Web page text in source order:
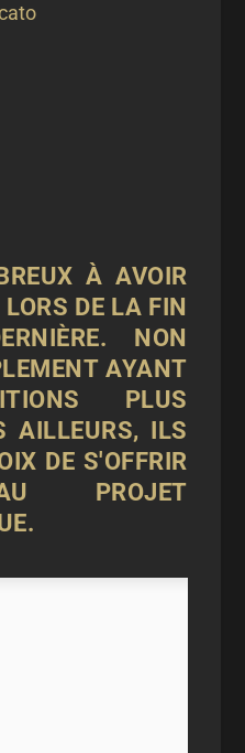
À AVOIR
DE LA FIN
NON
AYANT
PLUS
AILLEURS, ILS
DE S'OFFRIR
PROJET